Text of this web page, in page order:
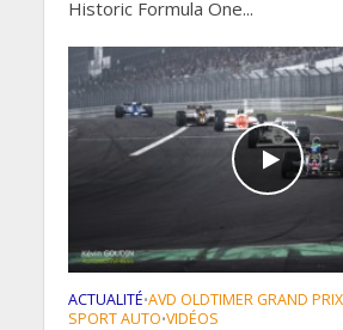
Historic Formula One...
ACTUALITÉ•AVD OLDTIMER GRAND PRIX
SPORT AUTO•VIDÉOS